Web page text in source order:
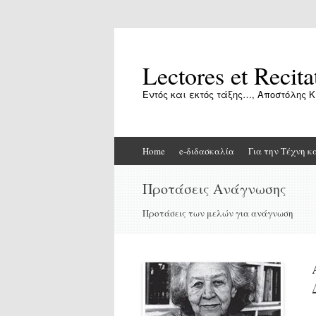
Lectores et
Εντός και εκτός τάξης…, Αποστόλης
to
Home e-διδασκαλία Για την Τέχνη
Προτάσεις Ανάγνωσης
Προτάσεις των μελών για ανάγνωση